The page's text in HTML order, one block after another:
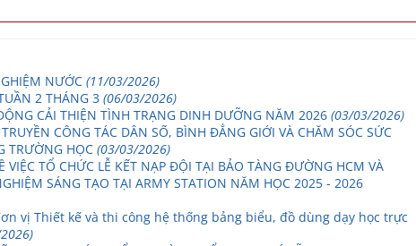
NƯỚC (11/03/2026)
2 THÁNG 3 (06/03/2026)
CẢI THIỆN TÌNH TRẠNG DINH DƯỠNG NĂM 2026 (03/03/2026)
CÔNG TÁC DÂN SỐ, BÌNH ĐẲNG GIỚI VÀ CHĂM SÓC SỨC
TRƯỜNG HỌC (03/03/2026)
VIỆC TỔ CHỨC LỄ KẾT NẠP ĐỘI TẠI BẢO TÀNG ĐƯỜNG HCM VÀ
SÁNG TẠO TẠI ARMY STATION NĂM HỌC 2025 - 2026
vị Thiết kế và thi công hệ thống bảng biểu, đồ dùng dạy học trực